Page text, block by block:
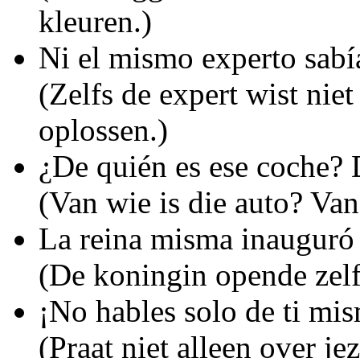
kleuren.)
Ni el mismo experto
(Zelfs de expert wist
oplossen.)
¿De quién es ese
(Van wie is die auto?
La reina misma
(De koningin opende
¡No hables solo de ti
(Praat niet alleen over